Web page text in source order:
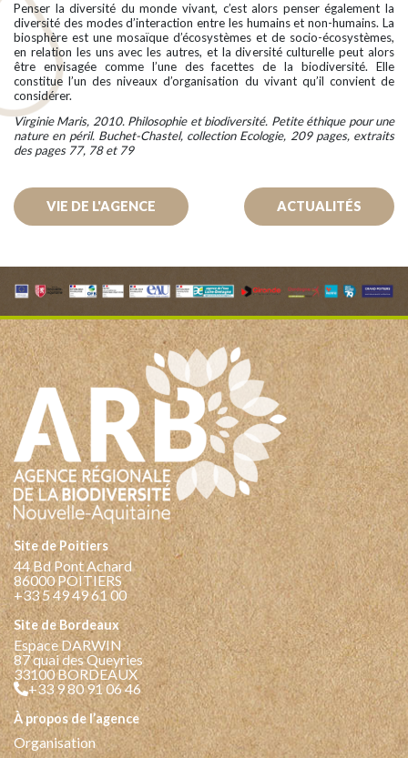
Penser la diversité du monde vivant, c’est alors penser également la
diversité des modes d’interaction entre les humains et non-humains. La
biosphère est une mosaïque d’écosystèmes et de socio-écosystèmes,
en relation les uns avec les autres, et la diversité culturelle peut alors
être envisagée comme l’une des facettes de la biodiversité. Elle
constitue l’un des niveaux d’organisation du vivant qu’il convient de
considérer.
Virginie Maris, 2010. Philosophie et biodiversité. Petite éthique pour une
nature en péril. Buchet-Chastel, collection Ecologie, 209 pages, extraits
des pages 77, 78 et 79
VIE DE L'AGENCE ACTUALITÉS
Site de Poitiers
44 Bd Pont Achard
86000 POITIERS
+33 5 49 49 61 00
Site de Bordeaux
Espace DARWIN
87 quai des Queyries
33100 BORDEAUX
+33 9 80 91 06 46
à propos de l’agence
Organisation